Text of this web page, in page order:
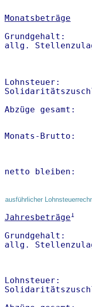
Monatsbeträge
Grundgehalt:
Lohnsteuer:
Abzüge gesamt:
Monats-
netto
ausführlicher
Jahresbeträge1
Grundgehalt:
Lohnsteuer: